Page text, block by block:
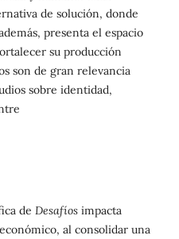
de solución, donde
presenta el espacio
su producción
son de gran relevancia
sobre identidad,
de Desafíosimpacta
al consolidar una